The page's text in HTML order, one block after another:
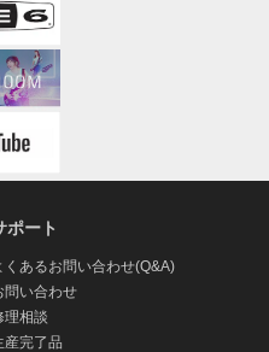
ポート
くあるお問い合わせ(Q&A)
問い合わせ
理相談
産完了品